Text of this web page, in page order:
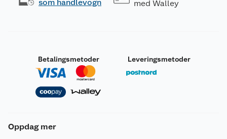
som handlevogn
med Walley
Betalingsmetoder Leveringsmetoder
Oppdag mer